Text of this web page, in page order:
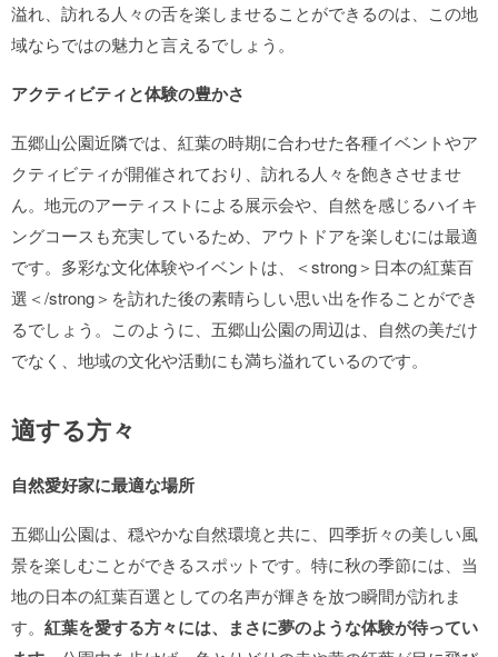
溢れ、訪れる人々の舌を楽しませることができるのは、この地
域ならではの魅力と言えるでしょう。
アクティビティと体験の豊かさ
五郷山公園近隣では、紅葉の時期に合わせた各種イベントやア
クティビティが開催されており、訪れる人々を飽きさせませ
ん。地元のアーティストによる展示会や、自然を感じるハイキ
ングコースも充実しているため、アウトドアを楽しむには最適
です。多彩な文化体験やイベントは、＜strong＞日本の紅葉百
選＜/strong＞を訪れた後の素晴らしい思い出を作ることができ
るでしょう。このように、五郷山公園の周辺は、自然の美だけ
でなく、地域の文化や活動にも満ち溢れているのです。
適する方々
自然愛好家に最適な場所
五郷山公園は、穏やかな自然環境と共に、四季折々の美しい風
景を楽しむことができるスポットです。特に秋の季節には、当
地の日本の紅葉百選としての名声が輝きを放つ瞬間が訪れま
す。 紅葉を愛する方々には、まさに夢のような体験が待ってい